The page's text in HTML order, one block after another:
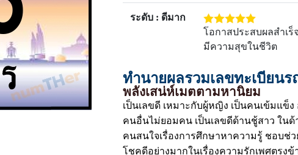
ระดับ : ดีมาก
โอกาสประสบผลสำเร็
มีความสุขในชีวิต
ทำนายผลรวมเลขทะเบียนร
พลังเสน่ห์เมตตามหานิยม
เป็นเลขดี เหมาะกับผู้หญิง เป็นคนเข้มแข็
คนอื่นไม่ยอมคน เป็นเลขดีด้านชู้สาว ใน
คนสนใจเรื่องการศึกษาหาความรู้ ชอบช่
โชคดีอย่างมากในเรื่องความรักเพศตรง